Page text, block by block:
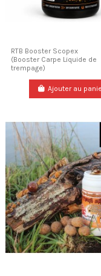
RTB Booster Scopex
(Booster Carpe Liquide de
trempage)
Ajouter au